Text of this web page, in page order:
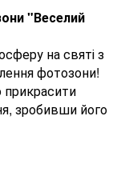
"Веселий
на святі з
фотозони!
прикрасити
зробивши його